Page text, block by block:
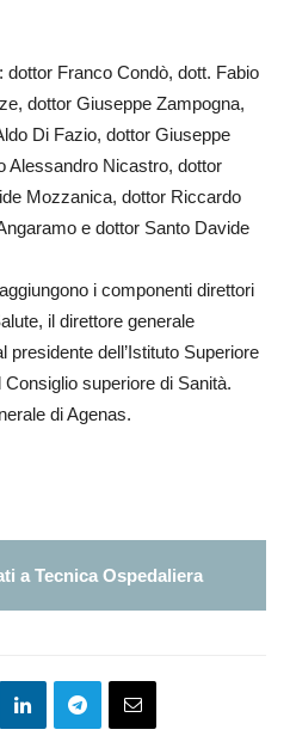
dottor Franco Condò, dott. Fabio
dottor Giuseppe Zampogna,
Di Fazio, dottor Giuseppe
Alessandro Nicastro, dottor
Mozzanica, dottor Riccardo
e dottor Santo Davide
i componenti direttori
il direttore generale
presidente dell’Istituto Superiore
superiore di Sanità.
di Agenas.
a Tecnica Ospedaliera